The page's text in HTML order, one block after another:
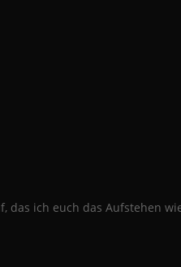
das ich euch das Aufstehen